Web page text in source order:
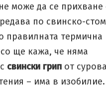
не може да се прихване
по свинско-
правилната термична
ще кажа, че няма
свински грип от сурова
– има в изобилие.